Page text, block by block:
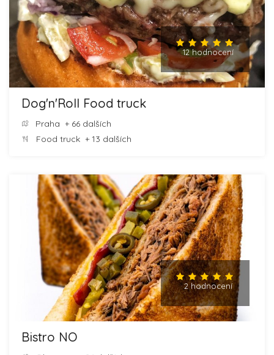
12 hodnocení
Dog'n'Roll Food truck
Praha + 66 dalších
Food truck + 13 dalších
2 hodnocení
Bistro NO